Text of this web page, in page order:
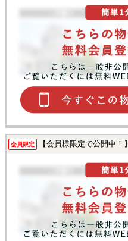
会員限定 【会員様限定で公開中！】